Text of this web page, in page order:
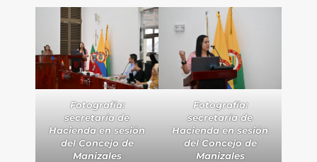
Fotografía:
secretaría de
Hacienda en sesión
del Concejo de
Manizales
Fotografía:
secretaría de
Hacienda en sesión
del Concejo de
Manizales